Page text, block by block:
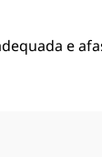
e